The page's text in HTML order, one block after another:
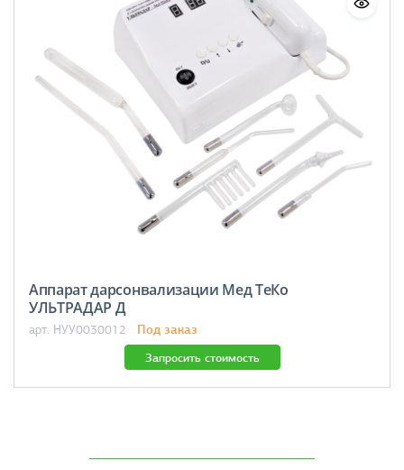
Аппарат дарсонвализации Мед ТеКо
УЛЬТРАДАР Д
арт. НУУ0030012 Под заказ
Запросить стоимость